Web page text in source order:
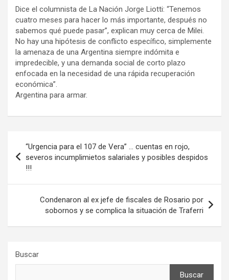
Dice el columnista de La Nación Jorge Liotti: “Tenemos
cuatro meses para hacer lo más importante, después no
sabemos qué puede pasar”, explican muy cerca de Milei.
No hay una hipótesis de conflicto específico, simplemente
la amenaza de una Argentina siempre indómita e
impredecible, y una demanda social de corto plazo
enfocada en la necesidad de una rápida recuperación
económica”.
Argentina para armar.
de
entradas
“Urgencia para el 107 de Vera” … cuentas en rojo,
severos incumplimietos salariales y posibles despidos
!!!
Condenaron al ex jefe de fiscales de Rosario por
sobornos y se complica la situación de Traferri
Buscar
Buscar